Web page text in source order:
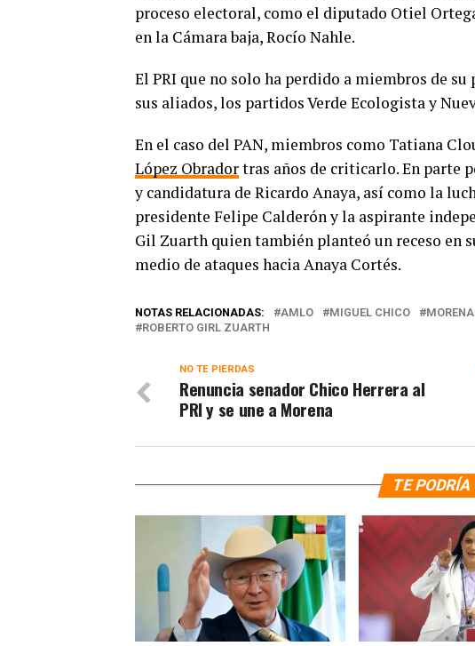
proceso electoral, como el diputado Otiel
en la Cámara baja, Rocío Nahle.
El PRI que no solo ha perdido a miembros de
sus aliados, los partidos Verde Ecologista y
En el caso del PAN, miembros como Tatiana
López Obradortras años de criticarlo. En parte
y candidatura de Ricardo Anaya, así como la
presidente Felipe Calderón y la aspirante
Gil Zuarth quien también planteó un receso en
medio de ataques hacia Anaya Cortés.
NOTAS RELACIONADAS: AMLO MIGUEL CHICO MORENA
ROBERTO GIRL ZUARTH
NO TE PIERDAS
Renuncia senador Chico Herrera al
PRI y se une a Morena
TE